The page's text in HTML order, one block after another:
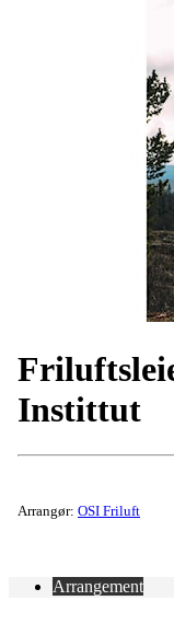
Instittut
Arrangør: OSI Friluft
Arrangement